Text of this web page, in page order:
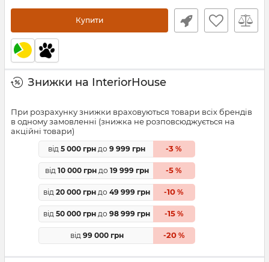
Купити
Знижки на InteriorHouse
При розрахунку знижки враховуються товари всіх брендів
в одному замовленні (знижка не розповсюджується на
акційні товари)
від 5 000 грн до 9 999 грн -3 %
від 10 000 грндо 19 999 грн -5 %
від 20 000 грн до 49 999 грн -10 %
від 50 000 грн до 98 999 грн -15%
від 99 000 грн -20%